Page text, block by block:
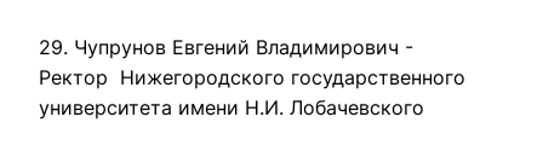
29. Чупрунов Евгений Владимирович -
Ректор  Нижегородского государственного
университета имени Н.И. Лобачевского